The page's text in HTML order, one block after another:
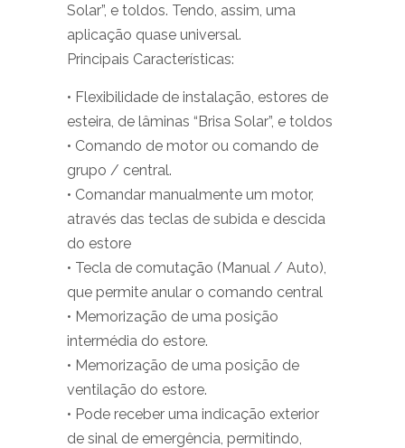
Solar”, e toldos. Tendo, assim, uma
aplicação quase universal.
Principais Características:
• Flexibilidade de instalação, estores de
esteira, de lâminas “Brisa Solar”, e toldos
• Comando de motor ou comando de
grupo / central.
• Comandar manualmente um motor,
através das teclas de subida e descida
do estore
• Tecla de comutação (Manual / Auto),
que permite anular o comando central
• Memorização de uma posição
intermédia do estore.
• Memorização de uma posição de
ventilação do estore.
• Pode receber uma indicação exterior
de sinal de emergência, permitindo,